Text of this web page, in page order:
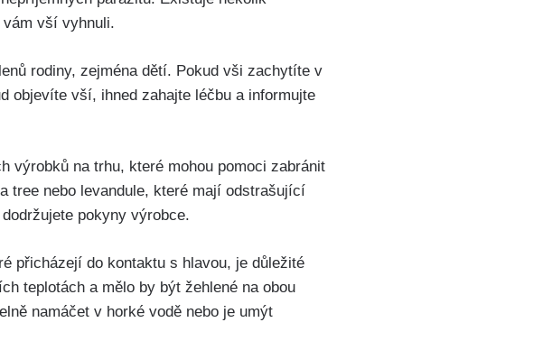
vám vší vyhnuli.
rodiny, zejména⁤ dětí. Pokud vši zachytíte⁢ v
⁢objevíte vší, ihned zahajte léčbu a informujte
výrobků na trhu, které mohou pomoci ‍zabránit
tree nebo levandule,‌ které ⁣mají odstrašující
pokyny výrobce.
přicházejí do kontaktu s hlavou, je důležité
teplotách a mělo by být žehlené na obou
namáčet v horké vodě nebo je ​umýt